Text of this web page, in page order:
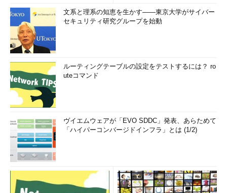
文系と理系の知恵を生かす――東京大学がサイバー
セキュリティ研究グループを始動
ルーティングテーブルの設定をテストするには？ ro
uteコマンド
ヴイエムウェアが「EVO SDDC」発表、あらためて
「ハイパーコンバージドインフラ」とは (1/2)